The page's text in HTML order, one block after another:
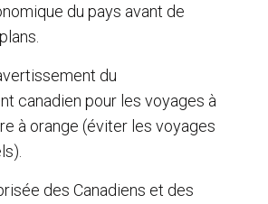
du pays avant de
du
canadien pour les voyages à
à orange (éviter les voyages
des Canadiens et des